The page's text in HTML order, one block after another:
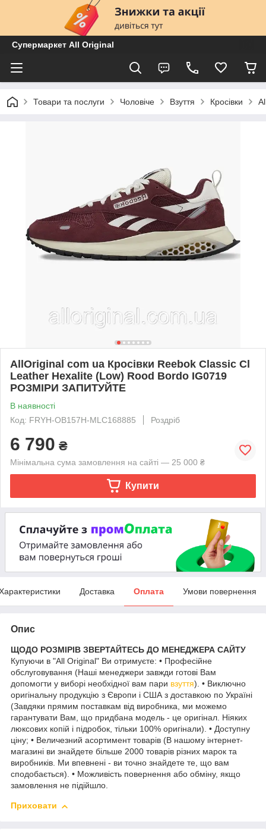
Супермаркет All Original
Товари та послуги Чоловіче Взуття Кросівки
AllOriginal com ua Кросівки Reebok Classic Cl
Leather Hexalite (Low) Rood Bordo IG0719
РОЗМІРИ ЗАПИТУЙТЕ
В наявності
Код: FRYH-OB157H-MLC168885
Роздріб
6 790 ₴
Мінімальна сума замовлення на сайті — 25 000 ₴
Купити
Доставка Оплата Умови повернення
Опис
ЩОДО РОЗМІРІВ ЗВЕРТАЙТЕСЬ ДО МЕНЕДЖЕРА САЙТУ
Купуючи в "All Original" Ви отримуєте: • Професійне
обслуговування (Наші менеджери завжди готові Вам
допомогти у виборі необхідної вам пари взуття). • Виключно
оригінальну продукцію з Європи і США з доставкою по Україні
(Завдяки прямим поставкам від виробника, ми можемо
гарантувати Вам, що придбана модель - це оригінал. Ніяких
люксових копій і підробок, тільки 100% оригінали). • Доступну
ціну; • Величезний асортимент товарів (В нашому інтернет-
магазині ви знайдете більше 2000 товарів різних марок та
виробників. Ми впевнені - ви точно знайдете те, що вам
сподобається). • Можливість повернення або обміну, якщо
замовлення не підійшло.
Приховати